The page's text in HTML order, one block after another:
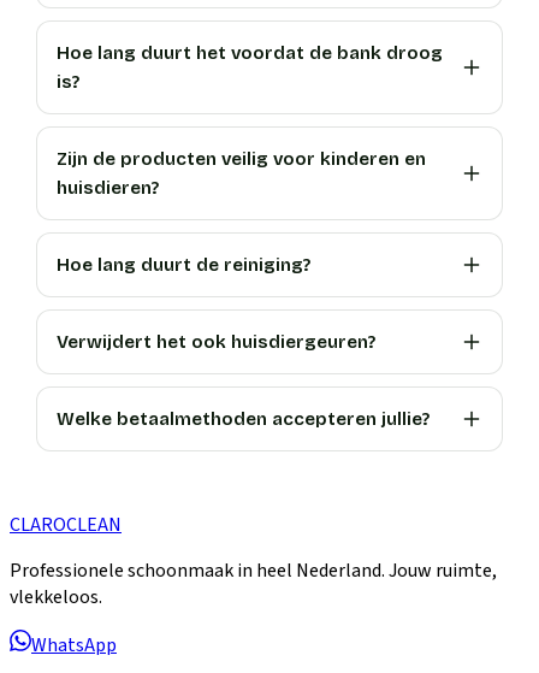
Hoe lang duurt het voordat de bank droog
is?
Zijn de producten veilig voor kinderen en
huisdieren?
Hoe lang duurt de reiniging?
Verwijdert het ook huisdiergeuren?
Welke betaalmethoden accepteren jullie?
CLAROCLEAN
Professionele schoonmaak in heel Nederland. Jouw ruimte,
vlekkeloos.
WhatsApp